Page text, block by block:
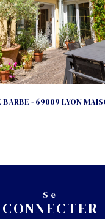
BARBE - 69009 LYON
Se
CONNECTER